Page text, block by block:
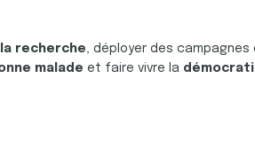
recherche, déployer des campagnes
malade et faire vivre la